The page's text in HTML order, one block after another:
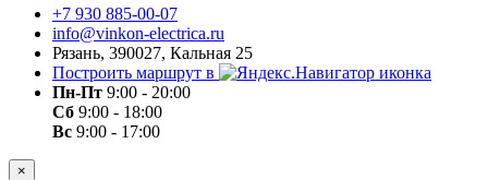
+7 930 885-00-07
info@vinkon-electrica.ru
Рязань, 390027, Кальная 25
Построить маршрут в
Пн-Пт 9:00 - 20:00
Сб 9:00 - 18:00
Вс 9:00 - 17:00
×